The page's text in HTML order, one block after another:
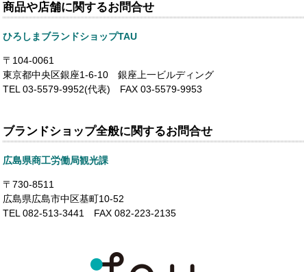
商品や店舗に関するお問合せ
ひろしまブランドショップTAU
〒104-0061
東京都中央区銀座1-6-10 銀座上一ビルディング
TEL 03-5579-9952(代表) FAX 03-5579-9953
ブランドショップ全般に関するお問合せ
広島県商工労働局観光課
〒730-8511
広島県広島市中区基町10-52
TEL 082-513-3441 FAX 082-223-2135